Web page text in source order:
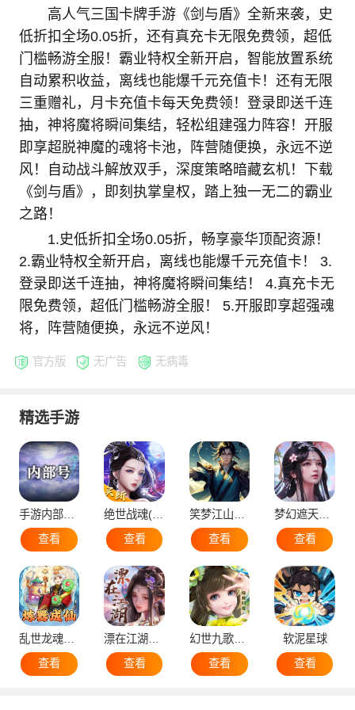
高人气三国卡牌手游《剑与盾》全新来袭，史
低折扣全场0.05折，还有真充卡无限免费领，超低
门槛畅游全服！霸业特权全新开启，智能放置系统
自动累积收益，离线也能爆千元充值卡！还有无限
三重赠礼，月卡充值卡每天免费领！登录即送千连
抽，神将魔将瞬间集结，轻松组建强力阵容！开服
即享超脱神魔的魂将卡池，阵营随便换，永远不逆
风！自动战斗解放双手，深度策略暗藏玄机！下载
《剑与盾》，即刻执掌皇权，踏上独一无二的霸业
之路！
1.史低折扣全场0.05折，畅享豪华顶配资源！
2.霸业特权全新开启，离线也能爆千元充值卡！ 3.
登录即送千连抽，神将魔将瞬间集结！ 4.真充卡无
限免费领，超低门槛畅游全服！ 5.开服即享超强魂
将，阵营随便换，永远不逆风！
官方版 无广告 无病毒
精选手游
手游内部号（申请）
查看
查看
查看
查看
乱世龙魂（蛮荒）
查看
漂在江湖（后台版）
查看
幻世九歌官网版
查看
软泥星球
查看